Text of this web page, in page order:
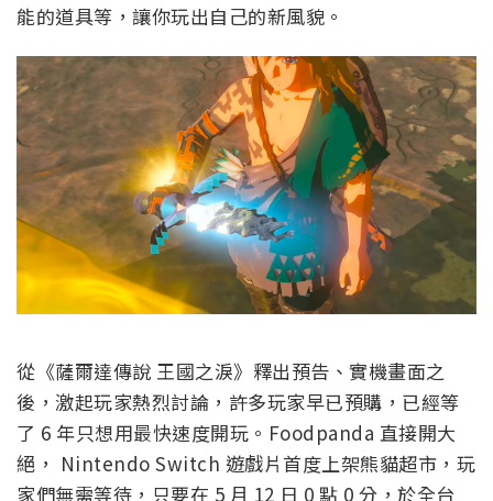
能的道具等，讓你玩出自己的新風貌。
從《薩爾達傳說 王國之淚》釋出預告、實機畫面之
後，激起玩家熱烈討論，許多玩家早已預購，已經等
了 6 年只想用最快速度開玩。Foodpanda 直接開大
絕， Nintendo Switch 遊戲片首度上架熊貓超市，玩
家們無需等待，只要在 5 月 12 日 0 點 0 分，於全台